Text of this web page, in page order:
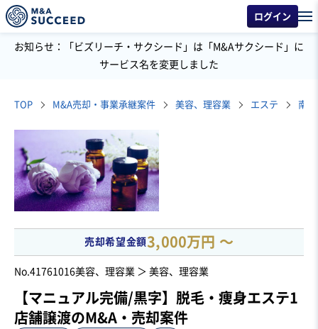
ログイン
お知らせ：「ビズリーチ・サクシード」は「M&Aサクシード」に
サービス名を変更しました
TOP M&A売却・事業承継案件 美容、理容業 エステ 南
売却希望金額3,000万円 〜
No.41761016美容、理容業 ＞ 美容、理容業
【マニュアル完備/黒字】脱毛・痩身エステ1
店舗譲渡のM&A・売却案件